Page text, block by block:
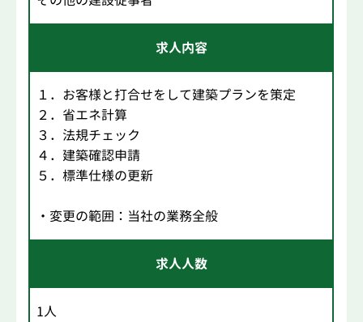
求人内容
１．お客様と打合せをして建築プランを策定
２．省エネ計算
３．法規チェック
４．建築確認申請
５．標準仕様の更新
・変更の範囲：当社の業務全般
求人人数
1人